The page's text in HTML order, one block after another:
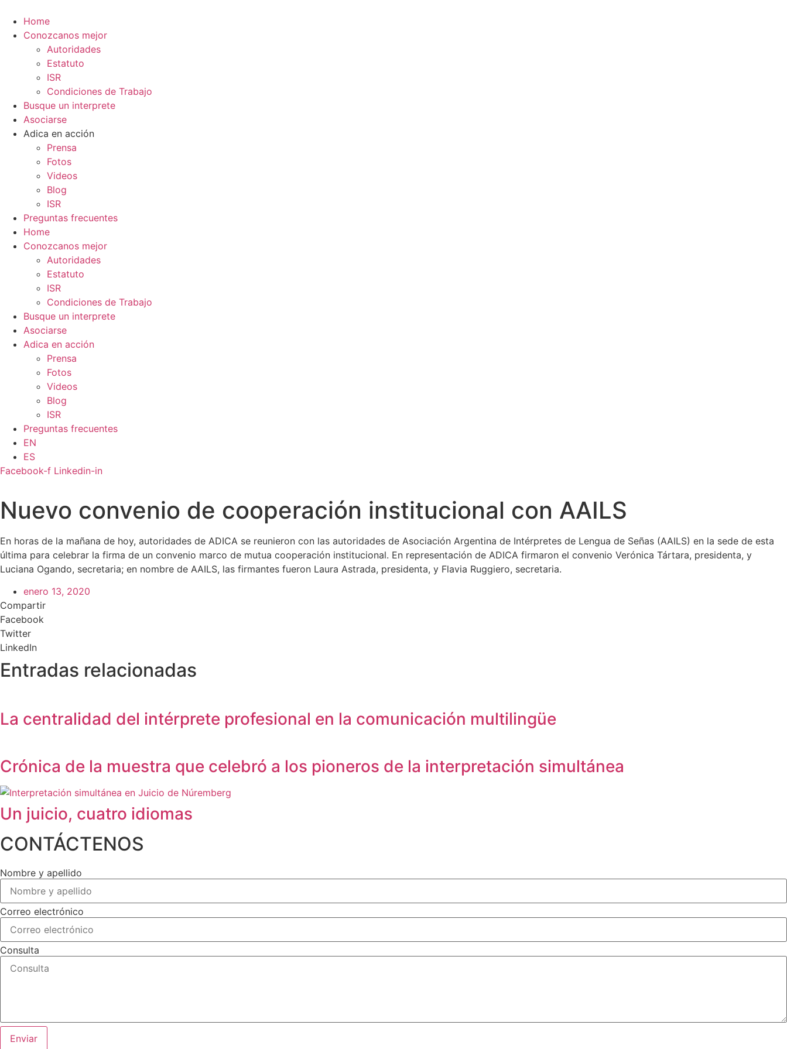
contenido
Home
Conozcanos mejor
Autoridades
Estatuto
ISR
Condiciones de Trabajo
Busque un interprete
Asociarse
Adica en acción
Prensa
Fotos
Videos
Blog
ISR
Preguntas frecuentes
Home
Conozcanos mejor
Autoridades
Estatuto
ISR
Condiciones de Trabajo
Busque un interprete
Asociarse
Adica en acción
Prensa
Fotos
Videos
Blog
ISR
Preguntas frecuentes
EN
ES
Facebook-f Linkedin-in
Nuevo convenio de cooperación institucional con AAILS
En horas de la mañana de hoy, autoridades de ADICA se reunieron con las autoridades de Asociación Argentina de Intérpretes de Lengua de Señas (AAILS) en la sede de esta
última para celebrar la firma de un convenio marco de mutua cooperación institucional. En representación de ADICA firmaron el convenio Verónica Tártara, presidenta, y
Luciana Ogando, secretaria; en nombre de AAILS, las firmantes fueron Laura Astrada, presidenta, y Flavia Ruggiero, secretaria.
enero 13, 2020
Compartir
Facebook
Twitter
LinkedIn
Entradas relacionadas
La centralidad del intérprete profesional en la comunicación multilingüe
Crónica de la muestra que celebró a los pioneros de la interpretación simultánea
Un juicio, cuatro idiomas
CONTÁCTENOS
Nombre y apellido
Correo electrónico
Consulta
Enviar